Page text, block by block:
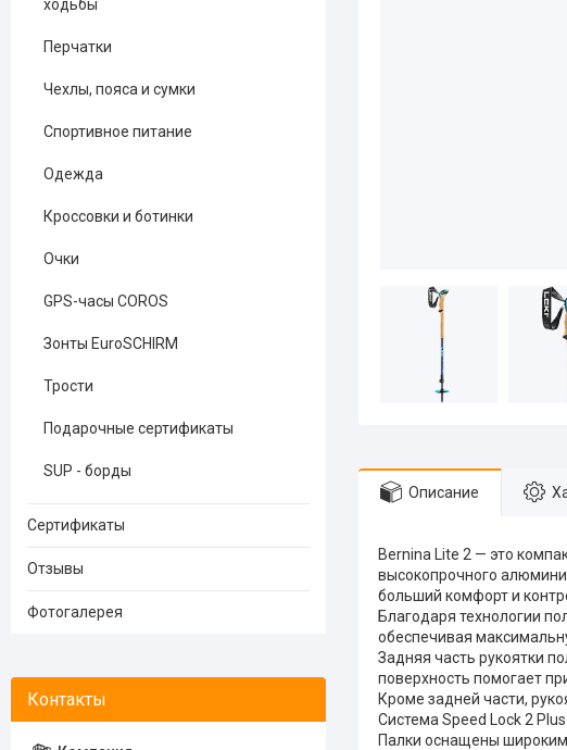
Описание
Bernina Lite 2 — это
высокопрочного
больший комфорт и
Благодаря технологии
обеспечивая
Задняя часть рукоятки
поверхность помогает
Кроме задней части,
Система Speed Lock 2
Палки оснащены
ходьбы
Перчатки
Чехлы, пояса и сумки
Спортивное питание
Одежда
Кроссовки и ботинки
Очки
GPS-часы COROS
Зонты EuroSCHIRM
Трости
Подарочные сертификаты
SUP - борды
Сертификаты
Отзывы
Фотогалерея